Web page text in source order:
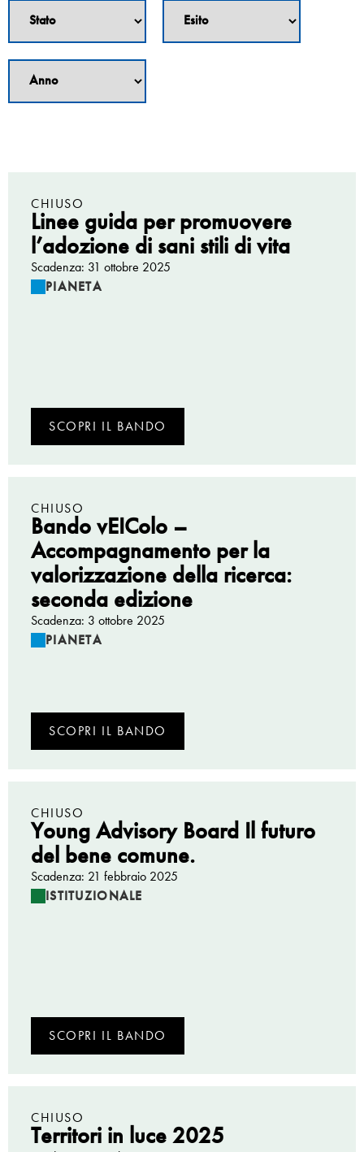
CHIUSO
Linee guida per promuovere
l’adozione di sani stili di vita
Scadenza: 31 ottobre 2025
PIANETA
SCOPRI IL BANDO
CHIUSO
Bando vEIColo –
Accompagnamento per la
valorizzazione della ricerca:
seconda edizione
Scadenza: 3 ottobre 2025
PIANETA
SCOPRI IL BANDO
CHIUSO
Young Advisory Board Il futuro
del bene comune.
Scadenza: 21 febbraio 2025
ISTITUZIONALE
SCOPRI IL BANDO
CHIUSO
Territori in luce 2025